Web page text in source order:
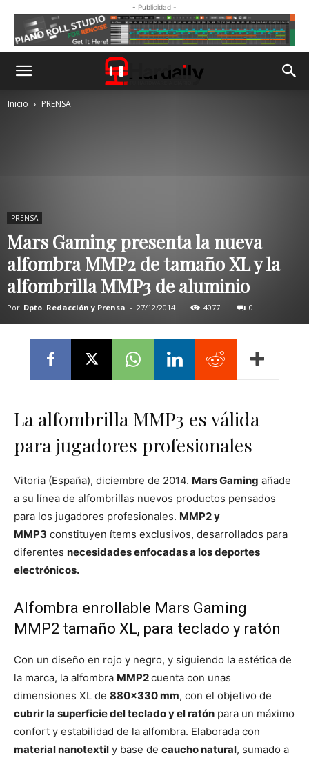
- Publicidad -
Inicio PRENSA
PRENSA
Mars Gaming presenta la nueva
alfombra MMP2 de tamaño XL y la
alfombrilla MMP3 de aluminio
Por Dpto. Redacción y Prensa - 27/12/2014 4077 0
La alfombrilla MMP3 es válida
para jugadores profesionales
Vitoria (España), diciembre de 2014. Mars Gaming añade
a su línea de alfombrillas nuevos productos pensados
para los jugadores profesionales. MMP2 y
MMP3 constituyen ítems exclusivos, desarrollados para
diferentes necesidades enfocadas a los deportes
electrónicos.
Alfombra enrollable Mars Gaming
MMP2 tamaño XL, para teclado y ratón
Con un diseño en rojo y negro, y siguiendo la estética de
la marca, la alfombra MMP2cuenta con unas
dimensiones XL de 880×330 mm, con el objetivo de
cubrir la superficie del teclado y el ratón para un máximo
confort y estabilidad de la alfombra. Elaborada con
material nanotextil y base de caucho natural, sumado a